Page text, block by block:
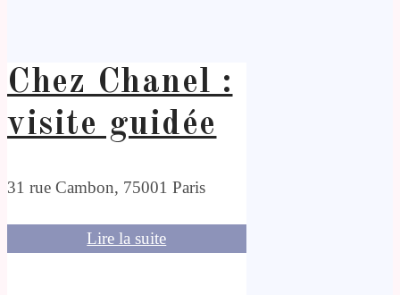
Chez Chanel :
visite guidée
31 rue Cambon, 75001 Paris
Lire la suite